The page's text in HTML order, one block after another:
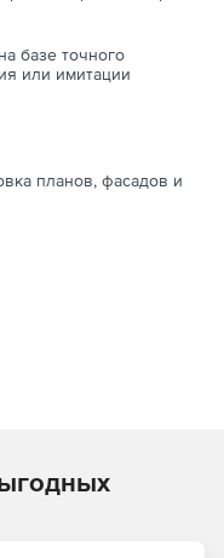
базе точного
или имитации
планов, фасадов и